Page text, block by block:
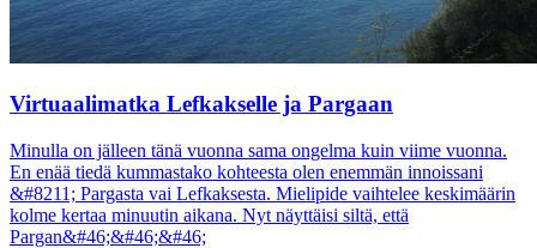
Virtuaalimatka Lefkakselle ja Pargaan
Minulla on jälleen tänä vuonna sama ongelma kuin viime vuonna.
En enää tiedä kummastako kohteesta olen enemmän innoissani
&#8211; Pargasta vai Lefkaksesta. Mielipide vaihtelee keskimäärin
kolme kertaa minuutin aikana. Nyt näyttäisi siltä, että
Pargan&#46;&#46;&#46;